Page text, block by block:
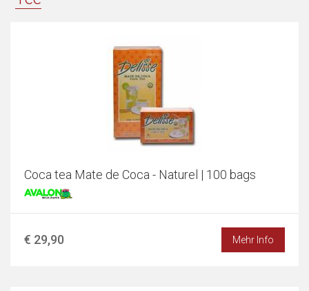
Coca tea Mate de Coca - Naturel | 100 bags
€ 29,90 Mehr Info